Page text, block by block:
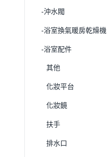
-沖水閥
-浴室換氣暖房乾燥機
-浴室配件
其他
化妝平台
化妝鏡
扶手
排水口